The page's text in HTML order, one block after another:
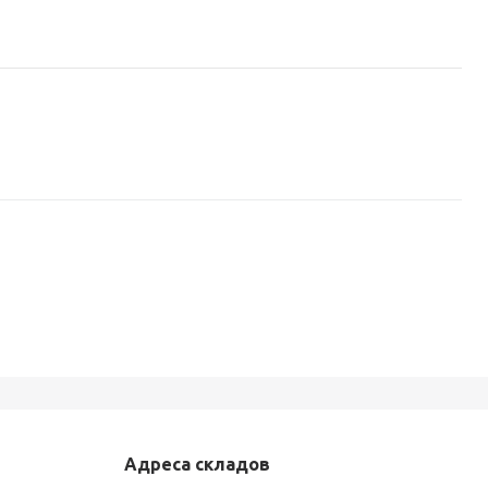
Адреса складов